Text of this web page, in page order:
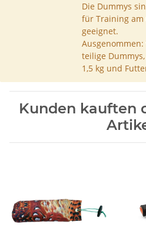
Die Dummys
für Training am
geeignet.
teilige
1,5 kg und
Kunden kauften